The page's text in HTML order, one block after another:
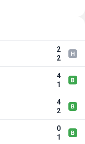
2
2
4
1
4
2
0
1